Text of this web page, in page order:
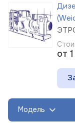
от
Модель